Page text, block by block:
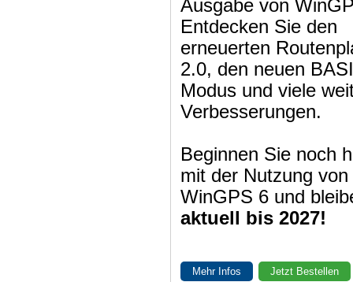
Ausgabe von
Entdecken Sie den
erneuerten
2.0, den neuen
Modus und viele
Verbesserungen.
Beginnen Sie noch
mit der Nutzung von
WinGPS 6 und
aktuell bis 2027!
Mehr Infos Jetzt Bestellen